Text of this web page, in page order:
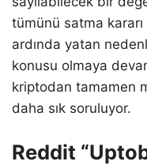
tümünü satma kararı
ardında yatan
konusu olmaya
kriptodan tamamen
daha sık soruluyor.
Reddit